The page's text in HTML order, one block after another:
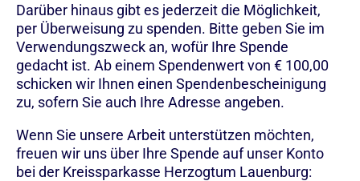
Darüber hinaus gibt es jederzeit die Möglichkeit,
per Überweisung zu spenden. Bitte geben Sie im
Verwendungszweck an, wofür Ihre Spende
gedacht ist. Ab einem Spendenwert von € 100,00
schicken wir Ihnen einen Spendenbescheinigung
zu, sofern Sie auch Ihre Adresse angeben.
Wenn Sie unsere Arbeit unterstützen möchten,
freuen wir uns über Ihre Spende auf unser Konto
bei der Kreissparkasse Herzogtum Lauenburg: